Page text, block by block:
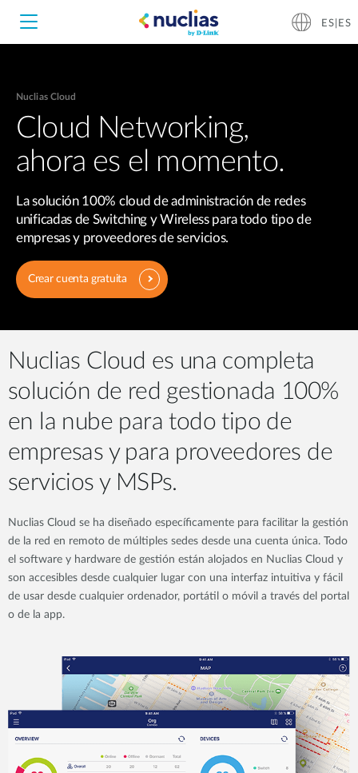
Nuclias Unity
Nuclias Cloud
Hardware DNH-1000
Hardware DNH-3000
Software DNC-5000
ES|ES
Nuclias Cloud
Cloud Networking,
ahora es el momento.
La solución 100% cloud de administración de redes
unificadas de Switching y Wireless para todo tipo de
empresas y proveedores de servicios.
Crear cuenta gratuita
Nuclias Cloud es una completa
solución de red gestionada 100%
en la nube para todo tipo de
empresas y para proveedores de
servicios y MSPs.
Nuclias Cloud se ha diseñado específicamente para facilitar la gestión
de la red en remoto de múltiples sedes desde una cuenta única. Todo
el software y hardware de gestión están alojados en Nuclias Cloud y
son accesibles desde cualquier lugar con una interfaz intuitiva y fácil
de usar desde cualquier ordenador, portátil o móvil a través del portal
o de la app.